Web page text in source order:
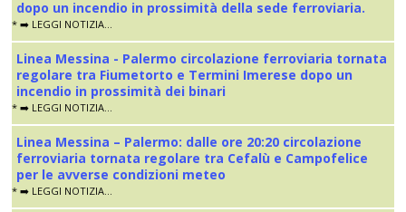
dopo un incendio in prossimità della sede ferroviaria.
* ➡️ LEGGI NOTIZIA...
Linea Messina - Palermo circolazione ferroviaria tornata
regolare tra Fiumetorto e Termini Imerese dopo un
incendio in prossimità dei binari
* ➡️ LEGGI NOTIZIA...
Linea Messina – Palermo: dalle ore 20:20 circolazione
ferroviaria tornata regolare tra Cefalù e Campofelice
per le avverse condizioni meteo
* ➡️ LEGGI NOTIZIA...